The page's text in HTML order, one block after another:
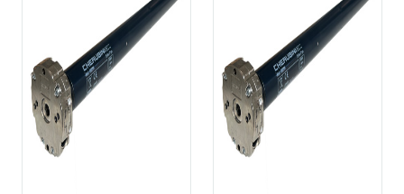
Connexion :
Temps de Fonctionnement :
4 minutes
Indice de Protection :
IP 44
Longueur Hors Tête :
646 mm